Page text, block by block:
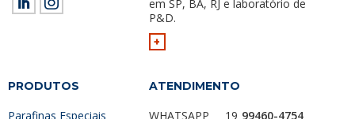
em SP, BA, RJ e laboratório de
P&D.
+
PRODUTOS
Parafinas Especiais
ATENDIMENTO
WHATSAPP
19 99460-4754